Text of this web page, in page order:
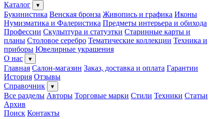
Каталог
▾
Букинистика Венская бронза Живопись и графика Иконы
Нумизматика и Фалеристика Предметы интерьера и обихода
Профессии Скульптура и статуэтки Старинные карты и
планы Столовое серебро Тематические коллекции Техника и
приборы Ювелирные украшения
О нас
▾
Главная Салон-магазин Заказ, доставка и оплата Гарантии
История Отзывы
Справочник
▾
Все разделы Авторы Торговые марки Стили Техники Статьи
Архив
Поиск Контакты